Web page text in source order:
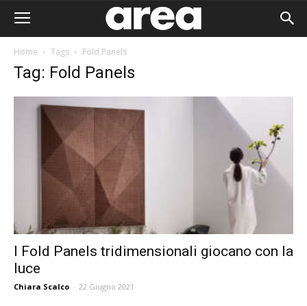
Home Tags Fold Panels
Tag: Fold Panels
I Fold Panels tridimensionali giocano con la
luce
Chiara Scalco - 22 Giugno 2021